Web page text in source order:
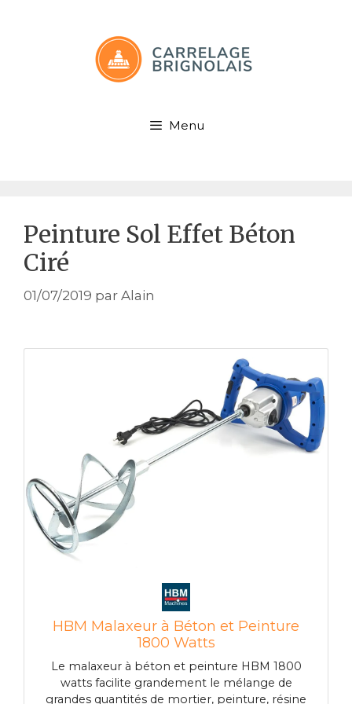
Menu
Peinture Sol Effet Béton
Ciré
01/07/2019 par Alain
HBM Malaxeur à Béton et Peinture
1800 Watts
Le malaxeur à béton et peinture HBM 1800
watts facilite grandement le mélange de
grandes quantités de mortier, peinture, résine